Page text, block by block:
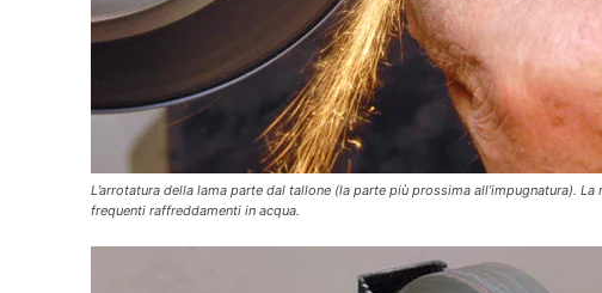
L’arrotatura della lama parte dal tallone (la parte più prossima all’impugnatura).
frequenti raffreddamenti in acqua.